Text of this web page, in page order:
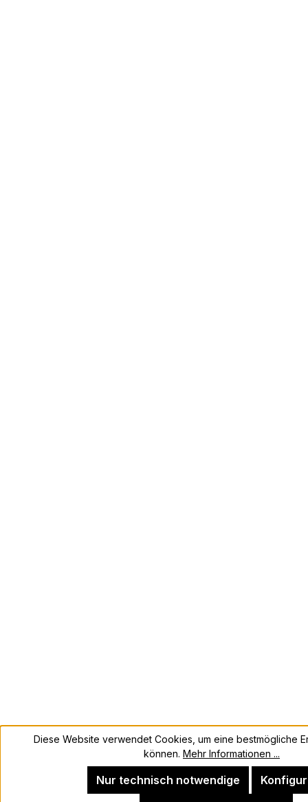
Diese Website verwendet Cookies, um eine bestmögliche
können. Mehr Informationen ...
Nur technisch notwendige